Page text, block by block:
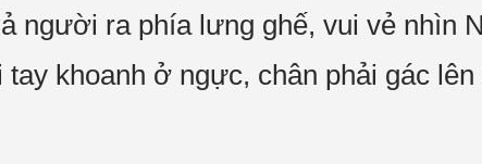
người ra phía lưng ghế, vui vẻ nhìn
tay khoanh ở ngực, chân phải gác